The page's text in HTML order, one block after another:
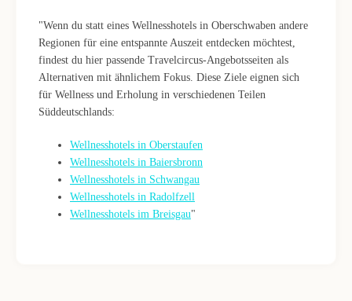
"Wenn du statt eines Wellnesshotels in Oberschwaben andere
Regionen für eine entspannte Auszeit entdecken möchtest,
findest du hier passende Travelcircus-Angebotsseiten als
Alternativen mit ähnlichem Fokus. Diese Ziele eignen sich
für Wellness und Erholung in verschiedenen Teilen
Süddeutschlands:
Wellnesshotels in Oberstaufen
Wellnesshotels in Baiersbronn
Wellnesshotels in Schwangau
Wellnesshotels in Radolfzell
Wellnesshotels im Breisgau"